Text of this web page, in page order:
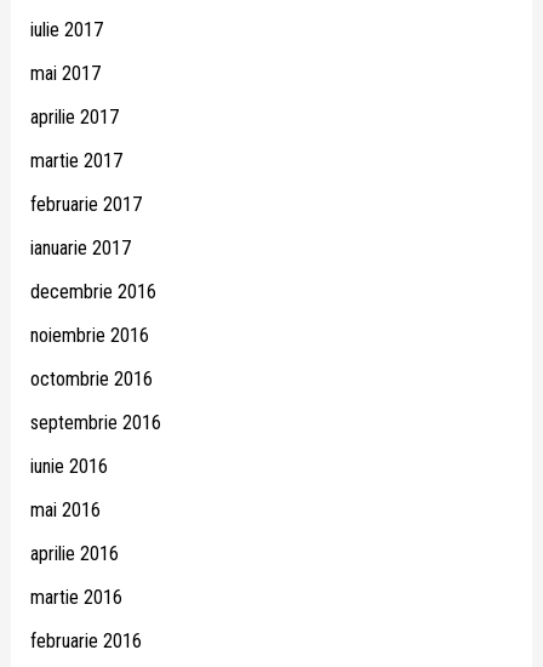
iulie 2017
mai 2017
aprilie 2017
martie 2017
februarie 2017
ianuarie 2017
decembrie 2016
noiembrie 2016
octombrie 2016
septembrie 2016
iunie 2016
mai 2016
aprilie 2016
martie 2016
februarie 2016